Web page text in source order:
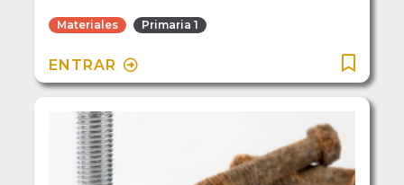
Materiales Primaria 1
ENTRAR